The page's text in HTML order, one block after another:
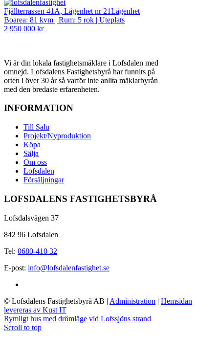
Fjällterrassen 41A, Lägenhet nr 21Lägenhet
Boarea: 81 kvm | Rum: 5 rok | Uteplats
2 950 000 kr
Vi är din lokala fastighetsmäklare i Lofsdalen med
omnejd. Lofsdalens Fastighetsbyrå har funnits på
orten i över 30 år så varför inte anlita mäklarbyrån
med den bredaste erfarenheten.
INFORMATION
Till Salu
Projekt/Nyproduktion
Köpa
Sälja
Om oss
Lofsdalen
Försäljningar
LOFSDALENS FASTIGHETSBYRÅ
Lofsdalsvägen 37
842 96 Lofsdalen
Tel: 0680-410 32
E-post: info@lofsdalenfastighet.se
© Lofsdalens Fastighetsbyrå AB | Administration | Hemsidan
levereras av Kust IT
Rymligt hus med drömläge vid Lofssjöns strand
Scroll to top